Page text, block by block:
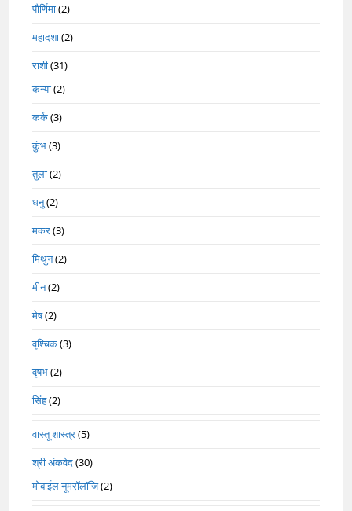
पौर्णिमा(2)
महादशा(2)
राशी(31)
कन्या(2)
कर्क(3)
कुंभ(3)
तुला(2)
धनु(2)
मकर(3)
मिथुन(2)
मीन(2)
मेष(2)
वृश्चिक(3)
वृषभ(2)
सिंह(2)
वास्तू शास्त्र(5)
श्री अंकवेद(30)
मोबाईल नूमरॉलॉजि(2)